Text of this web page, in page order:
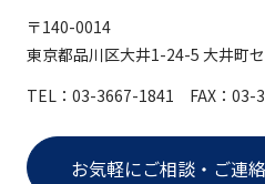
〒140-0014
東京都品川区大井1-24-5 大井町
TEL：03-3667-1841 FAX：03-
お気軽にご相談・ご連